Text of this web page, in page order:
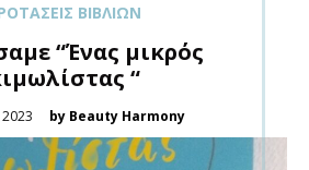
ΒΙΒΛΊΩΝ
“Ένας μικρός
“
by Beauty Harmony